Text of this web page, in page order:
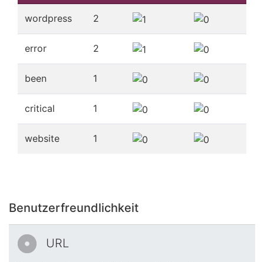
wordpress 2
error 2
been 1
critical 1
website 1
Benutzerfreundlichkeit
URL